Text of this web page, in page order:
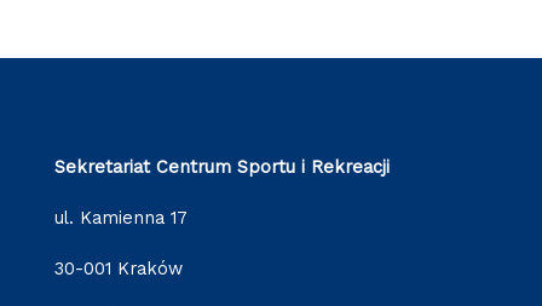
Sekretariat Centrum Sportu i Rekreacji
ul. Kamienna 17
30-001 Kraków